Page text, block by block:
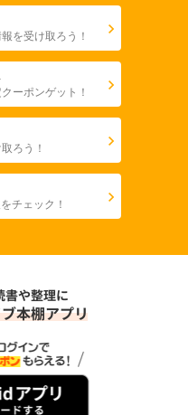
を受け取ろう！
ーポンゲット！
ろう！
チェック！